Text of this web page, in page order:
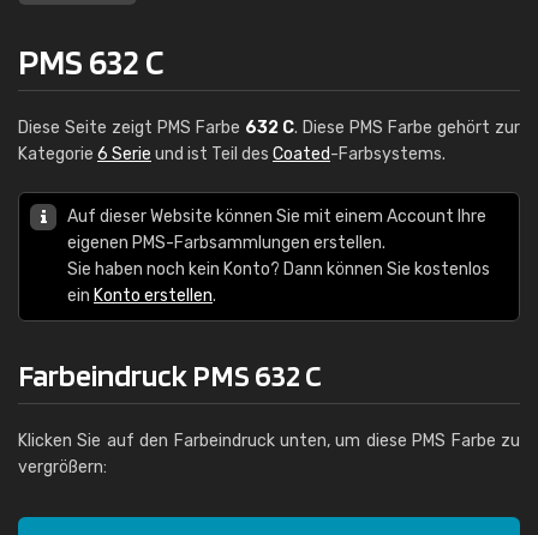
PMS 632 C
Diese Seite zeigt PMS Farbe 632 C. Diese PMS Farbe gehört zur
Kategorie 6 Serie und ist Teil des Coated-Farbsystems.
Auf dieser Website können Sie mit einem Account Ihre
eigenen PMS-Farbsammlungen erstellen.
Sie haben noch kein Konto? Dann können Sie kostenlos
ein Konto erstellen.
Farbeindruck PMS 632 C
Klicken Sie auf den Farbeindruck unten, um diese PMS Farbe zu
vergrößern: